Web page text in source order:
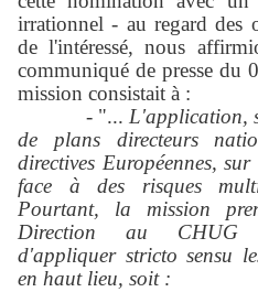
irrationnel - au regard des
de l'intéressé, nous
communiqué de presse du
mission consistait à :
- "... L'application,
de plans directeurs
directives Européennes,
face à des risques
Pourtant, la mission
Direction au CHUG
d'appliquer stricto sensu
en haut lieu, soit :